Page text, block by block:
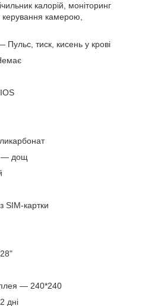
калорій, моніторинг
керування камерою,
тиск, кисень у крові
— дощ
SIM-картки
— 240*240
дні